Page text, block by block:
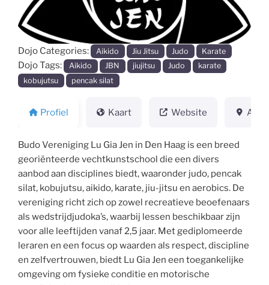
Dojo Categories: Aikido Jiu Jitsu Judo Karate
Dojo Tags: Aikido JBN jiujitsu Judo
karate
kobujutsu
pencak silat
Profiel Kaart Website
Budo Vereniging Lu Gia Jen in Den Haag is een breed
georiënteerde vechtkunstschool die een divers
aanbod aan disciplines biedt, waaronder judo, pencak
silat, kobujutsu, aikido, karate, jiu-jitsu en aerobics. De
vereniging richt zich op zowel recreatieve beoefenaars
als wedstrijdjudoka’s, waarbij lessen beschikbaar zijn
voor alle leeftijden vanaf 2,5 jaar. Met gediplomeerde
leraren en een focus op waarden als respect, discipline
en zelfvertrouwen, biedt Lu Gia Jen een toegankelijke
omgeving om fysieke conditie en motorische